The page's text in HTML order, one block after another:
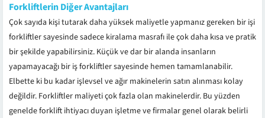
Forkliftlerin Diğer Avantajları
Çok sayıda kişi tutarak daha yüksek maliyetle yapmanız gereken bir işi
forkliftler sayesinde sadece kiralama masrafı ile çok daha kısa ve pratik
bir şekilde yapabilirsiniz. Küçük ve dar bir alanda insanların
yapamayacağı bir iş forkliftler sayesinde hemen tamamlanabilir.
Elbette ki bu kadar işlevsel ve ağır makinelerin satın alınması kolay
değildir. Forkliftler maliyeti çok fazla olan makinelerdir. Bu yüzden
genelde forklift ihtiyacı duyan işletme ve firmalar genel olarak belirli